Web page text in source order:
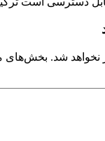
نخواهد شد. بخش‌های